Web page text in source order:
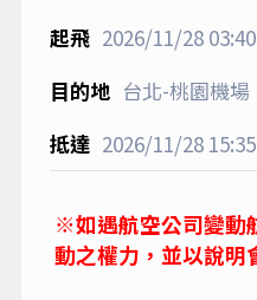
2026/11/2803:40
台北-桃園機場
2026/11/2815:35
※如遇航空公司變動
動之權力，並以說明